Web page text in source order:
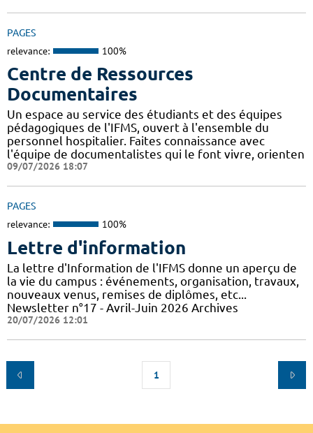
PAGES
relevance: 100%
Centre de Ressources
Documentaires
Un espace au service des étudiants et des équipes
pédagogiques de l'IFMS, ouvert à l'ensemble du
personnel hospitalier. Faites connaissance avec
l'équipe de documentalistes qui le font vivre, orienten
09/07/2026 18:07
PAGES
relevance: 100%
Lettre d'information
La lettre d'Information de l'IFMS donne un aperçu de
la vie du campus : événements, organisation, travaux,
nouveaux venus, remises de diplômes, etc...
Newsletter n°17 - Avril-Juin 2026 Archives
20/07/2026 12:01
1